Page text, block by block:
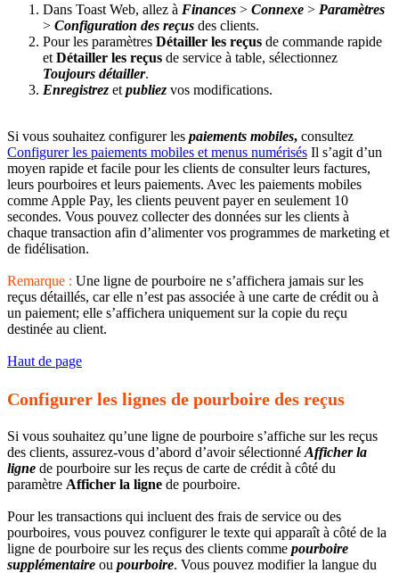
Dans Toast Web, allez à Finances > Connexe > Paramètres
> Configuration des reçus des clients.
Pour les paramètres Détailler les reçus de commande rapide
et Détailler les reçus de service à table, sélectionnez
Toujours détailler.
Enregistrez et publiez vos modifications.
Si vous souhaitez configurer les paiements mobiles, consultez
Configurer les paiements mobiles et menus numérisés Il s’agit d’un
moyen rapide et facile pour les clients de consulter leurs factures,
leurs pourboires et leurs paiements. Avec les paiements mobiles
comme Apple Pay, les clients peuvent payer en seulement 10
secondes. Vous pouvez collecter des données sur les clients à
chaque transaction afin d’alimenter vos programmes de marketing et
de fidélisation.
Remarque : Une ligne de pourboire ne s’affichera jamais sur les
reçus détaillés, car elle n’est pas associée à une carte de crédit ou à
un paiement; elle s’affichera uniquement sur la copie du reçu
destinée au client.
Haut de page
Configurer les lignes de pourboire des reçus
Si vous souhaitez qu’une ligne de pourboire s’affiche sur les reçus
des clients, assurez-vous d’abord d’avoir sélectionné Afficher la
ligne de pourboire sur les reçus de carte de crédit à côté du
paramètre Afficher la ligne de pourboire.
Pour les transactions qui incluent des frais de service ou des
pourboires, vous pouvez configurer le texte qui apparaît à côté de la
ligne de pourboire sur les reçus des clients comme pourboire
supplémentaire ou pourboire. Vous pouvez modifier la langue du